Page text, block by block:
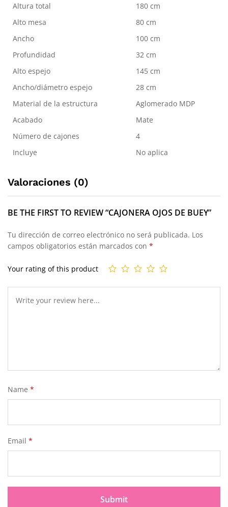
Altura total
180 cm
Alto mesa
80 cm
Ancho
100 cm
Profundidad
32 cm
Alto espejo
145 cm
Ancho/diámetro espejo
28 cm
Material de la estructura
Aglomerado MDP
Acabado
Mate
Número de cajones
4
Incluye
No aplica
Valoraciones (0)
BE THE FIRST TO REVIEW “CAJONERA OJOS DE BUEY”
Tu dirección de correo electrónico no será publicada. Los
campos obligatorios están marcados con *
Your rating of this product
Name *
Email *